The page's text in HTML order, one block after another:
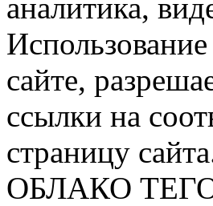
аналитика,
сайте,
ссылки на
страницу
ОБЛАКО